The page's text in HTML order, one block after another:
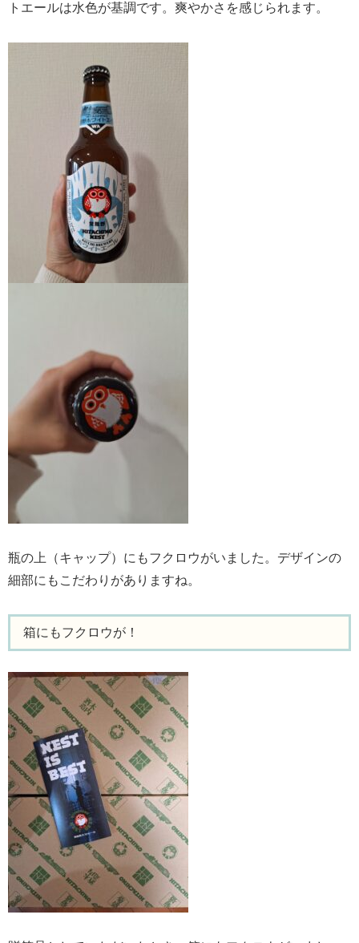
トエールは水色が基調です。爽やかさを感じられます。
瓶の上（キャップ）にもフクロウがいました。デザインの
細部にもこだわりがありますね。
箱にもフクロウが！